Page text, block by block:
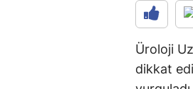
Üroloji
dikkat